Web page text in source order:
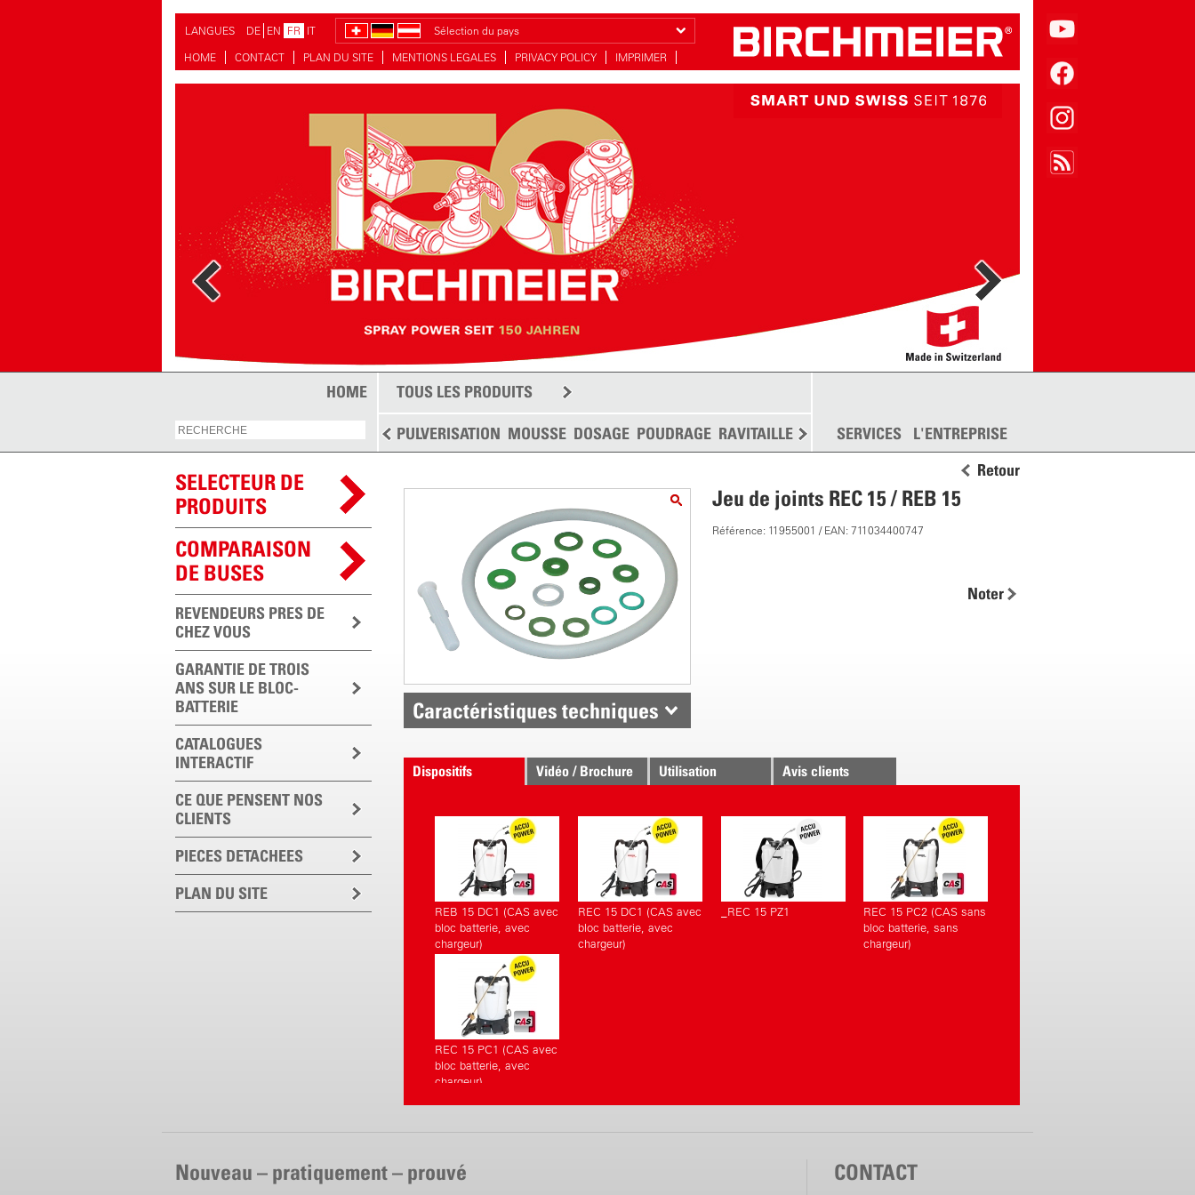
LANGUES DE EN FR IT
Sélection du pays
HOME
CONTACT PLAN DU SITE MENTIONS LEGALES PRIVACY POLICY IMPRIMER
HOME TOUS LES PRODUITS
PULVERISATION MOUSSE DOSAGE POUDRAGE RAVITAILLEMENT DISPERSION PLUS
SERVICES L'ENTREPRISE
SELECTEUR DE
PRODUITS
COMPARAISON
DE BUSES
REVENDEURS PRES DE
CHEZ VOUS
GARANTIE DE TROIS
ANS SUR LE BLOC-
BATTERIE
CATALOGUES
INTERACTIF
CE QUE PENSENT NOS
CLIENTS
PIECES DETACHEES
PLAN DU SITE
Retour
Jeu de joints REC 15 / REB 15
Référence: 11955001 / EAN: 711034400747
Noter
Caractéristiques techniques
Dispositifs
Vidéo / Brochure Utilisation Avis clients
REB 15 DC1 (CAS avec
bloc batterie, avec
chargeur)
REC 15 DC1 (CAS avec
bloc batterie, avec
chargeur)
_REC 15 PZ1
REC 15 PC2 (CAS sans
bloc batterie, sans
chargeur)
REC 15 PC1 (CAS avec
bloc batterie, avec
chargeur)
Nouveau – pratiquement – prouvé CONTACT